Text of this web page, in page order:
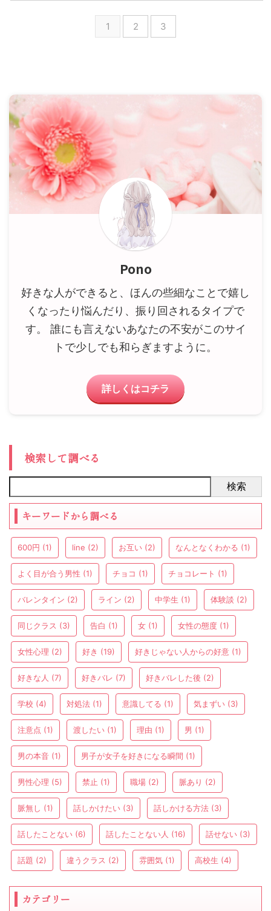
1 2 3
Pono
好きな人ができると、ほんの些細なことで嬉し
くなったり悩んだり、振り回されるタイプで
す。 誰にも言えないあなたの不安がこのサイ
トで少しでも和らぎますように。
詳しくはコチラ
検索して調べる
検索
キーワードから調べる
600円 (1) line (2) お互い (2) なんとなくわかる (1)
よく目が合う男性 (1) チョコ (1) チョコレート (1)
バレンタイン (2) ライン (2) 中学生 (1) 体験談 (2)
同じクラス (3) 告白 (1) 女 (1) 女性の態度 (1)
女性心理 (2) 好き (19) 好きじゃない人からの好意 (1)
好きな人 (7) 好きバレ (7) 好きバレした後 (2)
学校 (4) 対処法 (1) 意識してる (1) 気まずい (3)
注意点 (1) 渡したい (1) 理由 (1) 男 (1)
男の本音 (1) 男子が女子を好きになる瞬間 (1)
男性心理 (5) 禁止 (1) 職場 (2) 脈あり (2)
脈無し (1) 話しかけたい (3) 話しかける方法 (3)
話したことない (6) 話したことない人 (16) 話せない (3)
話題 (2) 違うクラス (2) 雰囲気 (1) 高校生 (4)
カテゴリー